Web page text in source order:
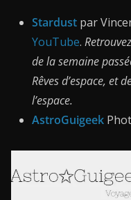
Stardust par
YouTube.
de la semaine
Rêves d’espace, et
l’espace.
AstroGuigeek